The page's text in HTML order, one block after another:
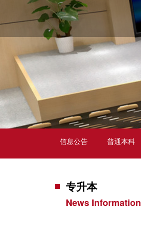
信息公告 普通本科
专升本
News Information